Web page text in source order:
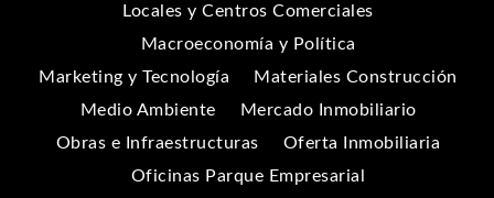
Locales y Centros Comerciales
Macroeconomía y Política
Marketing y Tecnología
Materiales Construcción
Medio Ambiente
Mercado Inmobiliario
Obras e Infraestructuras
Oferta Inmobiliaria
Oficinas Parque Empresarial